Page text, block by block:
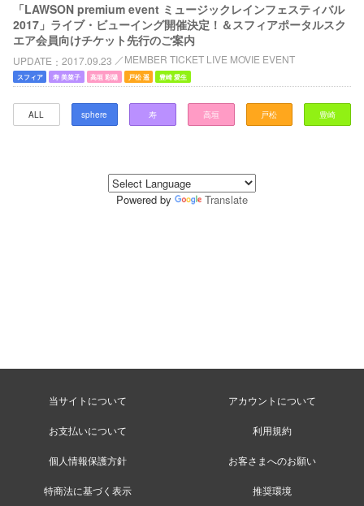
「LAWSON premium event ミュージックレインフェスティバル
2017」ライブ・ビューイング開催決定！＆スフィアポータルスク
エア会員向けチケット先行のご案内
UPDATE 2017.09.23 MEMBER TICKET LIVE MOVIE EVENT
スフィア 寿 美菜子 高垣 彩陽 戸松 遥 豊崎 愛生
ALL sphere 寿 高垣 戸松 豊崎
Powered by Translate
当サイトについて アカウントについて
お支払いについて 利用規約
個人情報保護方針 お客さまへのお願い
特商法に基づく表示 推奨環境